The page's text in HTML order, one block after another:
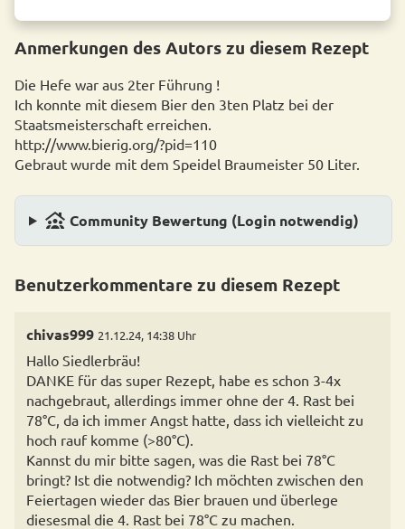
Anmerkungen des Autors zu diesem Rezept
Die Hefe war aus 2ter Führung !
Ich konnte mit diesem Bier den 3ten Platz bei der
Staatsmeisterschaft erreichen.
http://www.bierig.org/?pid=110
Gebraut wurde mit dem Speidel Braumeister 50 Liter.
family_group Community Bewertung (Login notwendig)
Benutzerkommentare zu diesem Rezept
chivas999 21.12.24, 14:38 Uhr
Hallo Siedlerbräu!
DANKE für das super Rezept, habe es schon 3-4x
nachgebraut, allerdings immer ohne der 4. Rast bei
78°C, da ich immer Angst hatte, dass ich vielleicht zu
hoch rauf komme (>80°C).
Kannst du mir bitte sagen, was die Rast bei 78°C
bringt? Ist die notwendig? Ich möchten zwischen den
Feiertagen wieder das Bier brauen und überlege
diesesmal die 4. Rast bei 78°C zu machen.